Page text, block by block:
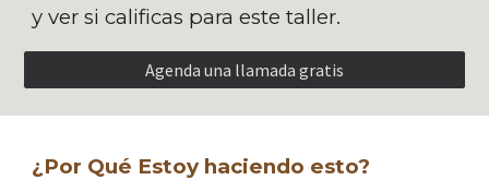
y ver si calificas para este taller.
Agenda una llamada gratis
¿Por Qué Estoy haciendo esto?